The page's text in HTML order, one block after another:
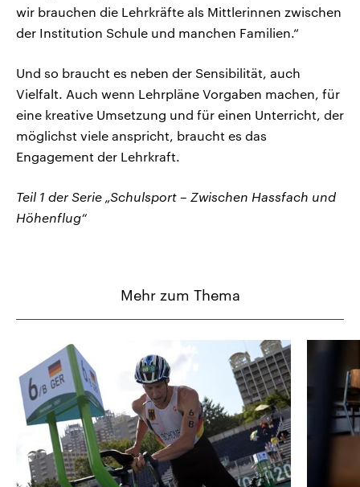
wir brauchen die Lehrkräfte als Mittlerinnen zwischen
der Institution Schule und manchen Familien.“
Und so braucht es neben der Sensibilität, auch
Vielfalt. Auch wenn Lehrpläne Vorgaben machen, für
eine kreative Umsetzung und für einen Unterricht, der
möglichst viele anspricht, braucht es das
Engagement der Lehrkraft.
Teil 1 der Serie „Schulsport – Zwischen Hassfach und
Höhenflug“
Mehr zum Thema